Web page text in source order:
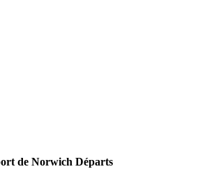
de Norwich Départs